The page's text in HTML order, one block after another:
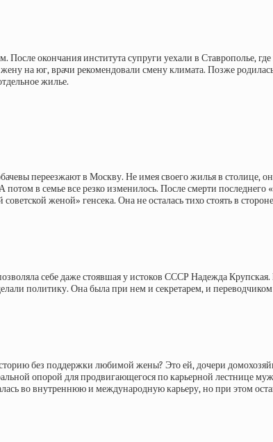
окончания института супруги уехали в Ставрополье,
на юг, врачи рекомендовали смену климата. Позже
жилье.
переезжают в Москву. Не имея своего жилья в столице,
в семье все резко изменилось. После смерти последнего
женой» генсека. Она не осталась тихо стоять в
себе даже стоявшая у истоков СССР Надежда
политику. Она была при нем и секретарем, и
без поддержки любимой жены? Это ей, дочери
опорой для продвигающегося по карьерной лестнице
во внутреннюю и международную карьеру, но при этом